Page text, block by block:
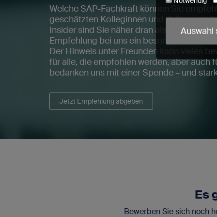
Welche SAP-Fachkraft können Sie
geschätzten Kolleginnen und Kollegen
Insider sind Sie näher dran als manch
Empfehlung bei uns ein besonderes
Der Hinweis unter Freunden kann vieles
für alle, die empfohlen werden, aber auch
bedanken uns mit einer Spende – und
Jetzt Empfehlung abgeben
Es
Bewerben Sie sich noch
utmParams
PHPSESSID
Auswahl